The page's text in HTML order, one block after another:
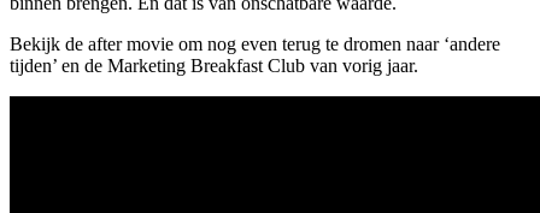
Bekijk de after movie om nog even terug te dromen naar ‘andere
tijden’ en de Marketing Breakfast Club van vorig jaar.